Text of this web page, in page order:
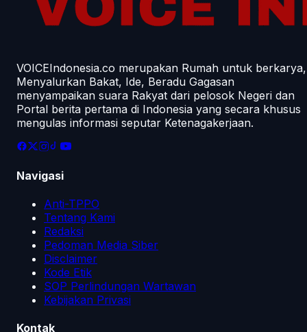
VOICEIndonesia.co merupakan Rumah untuk berkarya,
Menyalurkan Bakat, Ide, Beradu Gagasan
menyampaikan suara Rakyat dari pelosok Negeri dan
Portal berita pertama di Indonesia yang secara khusus
mengulas informasi seputar Ketenagakerjaan.
Navigasi
Anti-TPPO
Tentang Kami
Redaksi
Pedoman Media Siber
Disclaimer
Kode Etik
SOP Perlindungan Wartawan
Kebijakan Privasi
Kontak